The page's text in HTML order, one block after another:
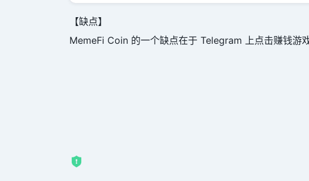
【缺点】
MemeFi Coin 的一个缺点在于 Telegram 上点击赚钱游